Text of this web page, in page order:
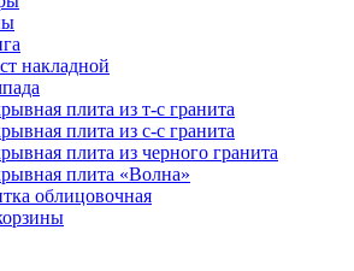
накладной
плита из т-с гранита
плита из с-с гранита
плита из черного гранита
плита «Волна»
облицовочная